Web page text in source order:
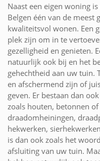
Naast een eigen woning
Belgen één van de meest
kwaliteitsvol wonen. Een
plek zijn om in te
gezelligheid en genieten.
natuurlijk ook bij en het
gehechtheid aan uw tuin.
en afschermend zijn of
geven. Er bestaan dan
zoals houten, betonnen
draadomheiningen,
hekwerken,
is dan ook zoals het
afsluiting van uw tuin.